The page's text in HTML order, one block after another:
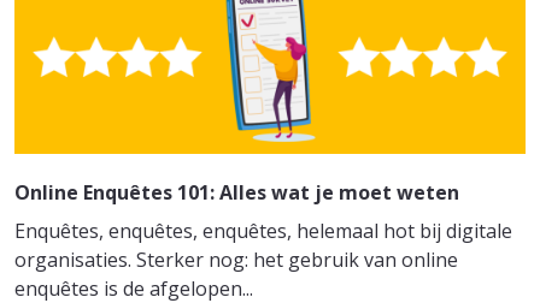
Online Enquêtes 101: Alles wat je moet weten
Enquêtes, enquêtes, enquêtes, helemaal hot bij digitale
organisaties. Sterker nog: het gebruik van online
enquêtes is de afgelopen...